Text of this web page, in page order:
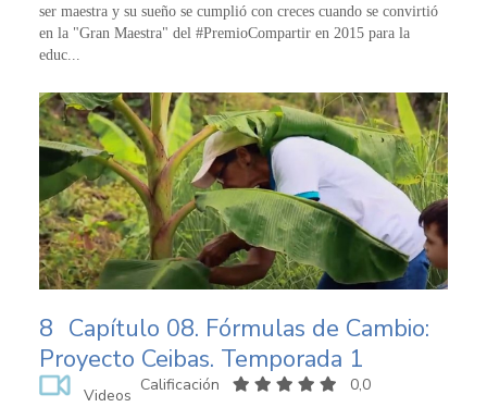
ser maestra y su sueño se cumplió con creces cuando se convirtió
en la "Gran Maestra" del #PremioCompartir en 2015 para la
educ...
8 Capítulo 08. Fórmulas de Cambio:
Proyecto Ceibas. Temporada 1
Videos
Calificación 0,0